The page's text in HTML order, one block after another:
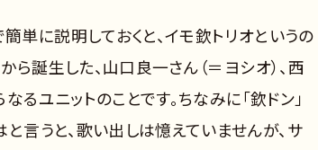
単に説明しておくと、イモ欽トリオというの
誕生した、山口良一さん（＝ヨシオ）、西
るユニットのことです。ちなみに「欽ドン」
言うと、歌い出しは憶えていませんが、サ